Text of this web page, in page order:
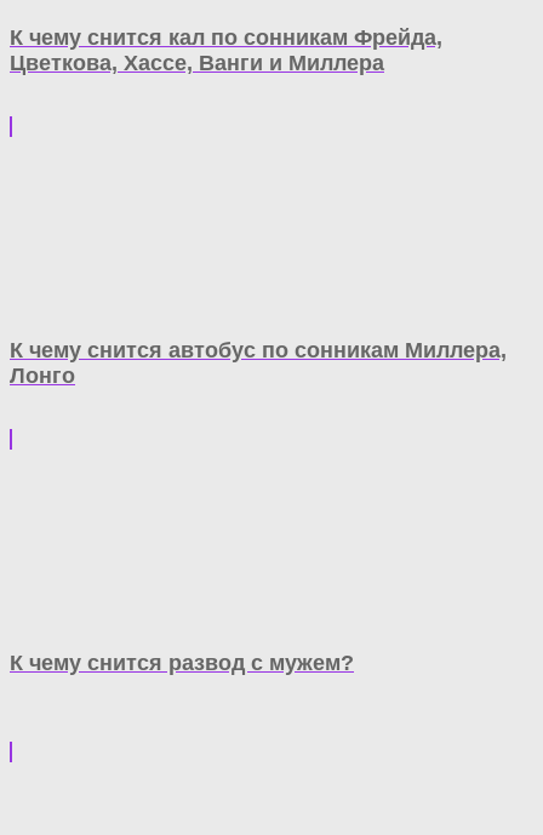
К чему снится кал по сонникам Фрейда,
Цветкова, Хассе, Ванги и Миллера
К чему снится автобус по сонникам Миллера,
Лонго
К чему снится развод с мужем?